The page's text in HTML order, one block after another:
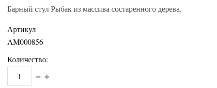
Барный стул Рыбак из массива состаренного дерева.
Артикул
AM000856
Количество: